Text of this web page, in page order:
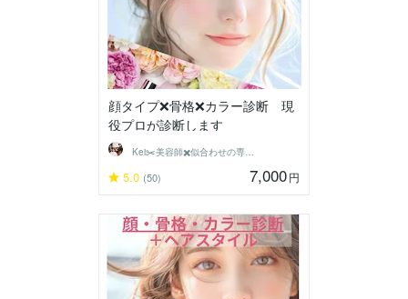
顔タイプ❌骨格❌カラー診断 現
役プロが診断します
Kei✂️美容師✖️似合わせの専門家
5.0 (50) 7,000円